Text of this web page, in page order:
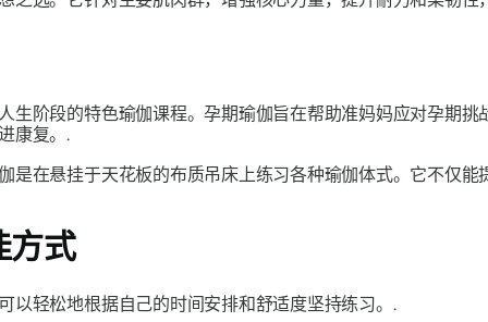
生阶段的特色瑜伽课程。孕期瑜伽旨在帮助准妈妈应对孕期
康复。.
是在悬挂于天花板的布质吊床上练习各种瑜伽体式。它不仅
方式
以轻松地根据自己的时间安排和舒适度坚持练习。.